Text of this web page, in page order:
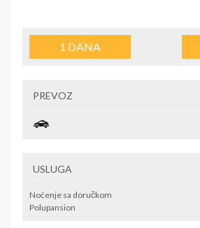
1 DANA
PREVOZ
USLUGA
Noćenje sa doručkom
Polupansion